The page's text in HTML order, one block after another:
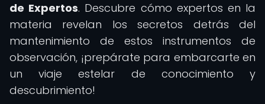
de Expertos. Descubre cómo expertos en la
materia revelan los secretos detrás del
mantenimiento de estos instrumentos de
observación, ¡prepárate para embarcarte en
un viaje estelar de conocimiento y
descubrimiento!